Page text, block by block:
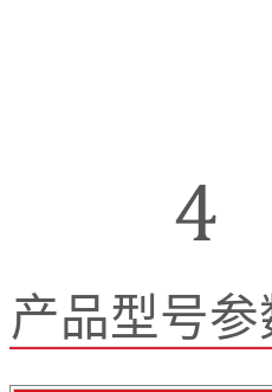
一机多用
产品型号参